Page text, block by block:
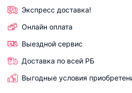
Экспресс доставка!
Онлайн оплата
Выездной сервис
Доставка по всей РБ
Выгодные условия